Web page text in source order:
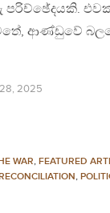
පරිච්ඡේදයකි.
ආණ්ඩුවේ
2025
WAR, FEATURED
,